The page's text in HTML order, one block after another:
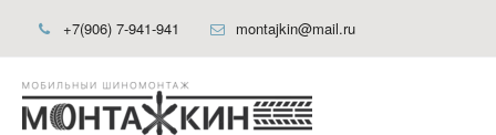
+7(906) 7-941-941 montajkin@mail.ru